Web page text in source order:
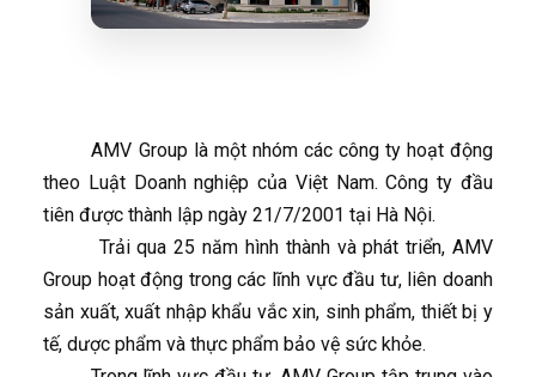
AMV Group là một nhóm các công ty hoạt động
theo Luật Doanh nghiệp của Việt Nam. Công ty đầu
tiên được thành lập ngày 21/7/2001 tại Hà Nội.
Trải qua 25 năm hình thành và phát triển, AMV
Group hoạt động trong các lĩnh vực đầu tư, liên doanh
sản xuất, xuất nhập khẩu vắc xin, sinh phẩm, thiết bị y
tế, dược phẩm và thực phẩm bảo vệ sức khỏe.